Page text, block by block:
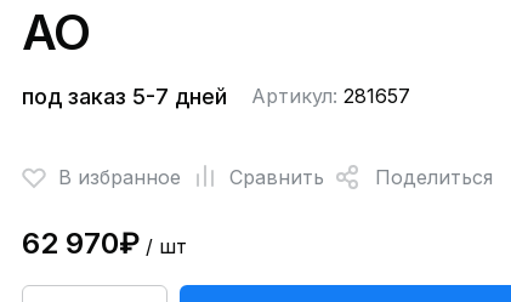
AO
под заказ 5-7 дней Артикул: 281657
В избранное Сравнить Поделиться
62 970₽/ шт